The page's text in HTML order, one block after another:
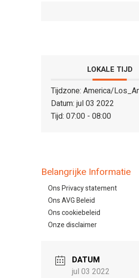
LOKALE TIJD
Tijdzone: America/
Datum:jul 03 2022
Tijd: 07:00 - 08:00
Belangrijke Informatie
Ons Privacy statement
Ons AVG Beleid
Ons cookiebeleid
Onze disclaimer
DATUM
jul 03 2022